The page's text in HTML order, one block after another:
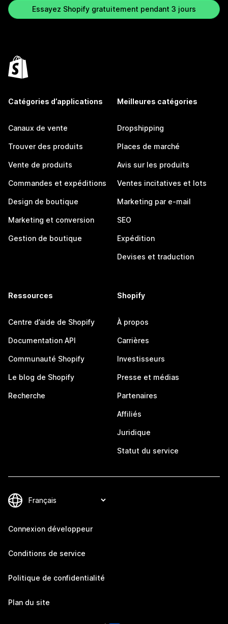
Essayez Shopify gratuitement pendant 3 jours
Catégories d’applications
Canaux de vente
Trouver des produits
Vente de produits
Commandes et expéditions
Design de boutique
Marketing et conversion
Gestion de boutique
Meilleures catégories
Dropshipping
Places de marché
Avis sur les produits
Ventes incitatives et lots
Marketing par e-mail
SEO
Expédition
Devises et traduction
Ressources
Centre d’aide de Shopify
Documentation API
Communauté Shopify
Le blog de Shopify
Recherche
Shopify
À propos
Carrières
Investisseurs
Presse et médias
Partenaires
Affiliés
Juridique
Statut du service
Connexion développeur
Conditions de service
Politique de confidentialité
Plan du site